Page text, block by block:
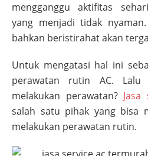
mengganggu aktifitas
yang menjadi tidak
bahkan beristirahat akan
Untuk mengatasi hal ini
perawatan rutin AC. Lalu
melakukan perawatan? Jasa
salah satu pihak yang bisa
melakukan perawatan rutin.